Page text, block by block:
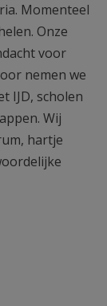
Momenteel
Onze
voor
nemen we
IJD, scholen
Wij
hartje